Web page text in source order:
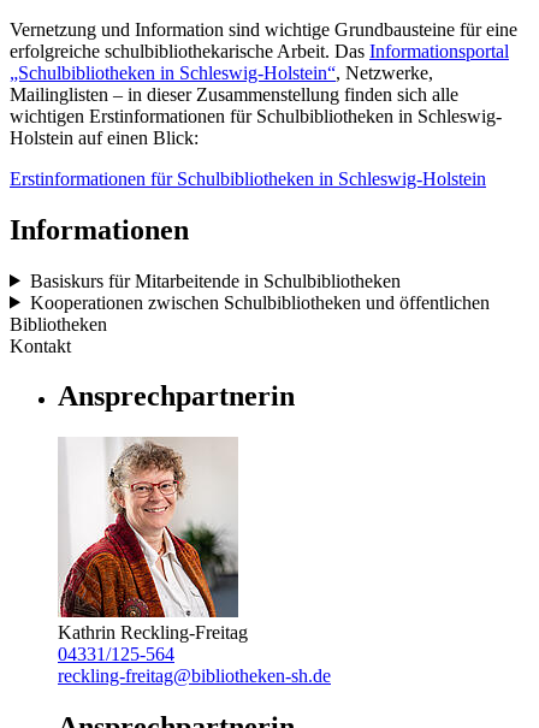
Vernetzung und Information sind wichtige Grundbausteine für eine
erfolgreiche schulbibliothekarische Arbeit. Das Informationsportal
„Schulbibliotheken in Schleswig-Holstein“, Netzwerke,
Mailinglisten – in dieser Zusammenstellung finden sich alle
wichtigen Erstinformationen für Schulbibliotheken in Schleswig-
Holstein auf einen Blick:
Erstinformationen für Schulbibliotheken in Schleswig-Holstein
Informationen
Basiskurs für Mitarbeitende in Schulbibliotheken
Kooperationen zwischen Schulbibliotheken und öffentlichen
Bibliotheken
Kontakt
Ansprechpartnerin
Kathrin Reckling-Freitag
04331/125-564
reckling-freitag@bibliotheken-sh.de